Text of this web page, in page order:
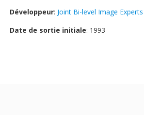
Développeur: Joint Bi-level Image
Date de sortie initiale: 1993